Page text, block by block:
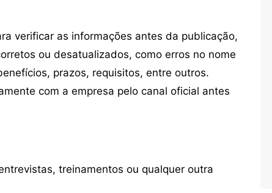
verificar as informações antes da publicação,
ou desatualizados, como erros no nome
prazos, requisitos, entre outros.
com a empresa pelo canal oficial antes
treinamentos ou qualquer outra